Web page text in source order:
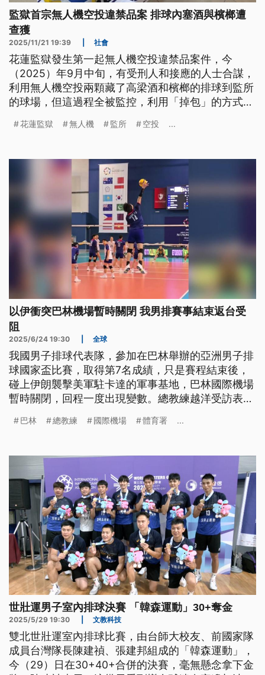
監獄首宗無人機空投違禁品案 排球內塞酒與檳榔遭
查獲
2025/11/21 19:39 社會
花蓮監獄發生第一起無人機空投違禁品案件，今
（2025）年9月中旬，有受刑人和接應的人士合謀，
利用無人機空投兩顆藏了高梁酒和檳榔的排球到監所
的球場，但這過程全被監控，利用「掉包」的方式，
的羅姓男子也被查獲，都被送辦，由於全國監所都是
花蓮監獄 無人機 監所 空投 ...
以伊衝突巴林機場暫時關閉 我男排賽事結束返台受
阻
2025/6/24 19:30 全球
我國男子排球代表隊，參加在巴林舉辦的亞洲男子排
球國家盃比賽，取得第7名成績，只是賽程結束後，
碰上伊朗襲擊美軍駐卡達的軍事基地，巴林國際機場
暫時關閉，回程一度出現變數。總教練越洋受訪表
緊張到不敢睡，所幸體育署評估男排隊目前可以按既
巴林 總教練 國際機場 體育署 ...
世壯運男子室內排球決賽 「韓森運動」30+奪金
2025/5/29 19:30 文教科技
雙北世壯運室內排球比賽，由台師大校友、前國家隊
成員台灣隊長陳建禎、張建邦組成的「韓森運動」，
今（29）日在30+40+合併的決賽，毫無懸念拿下金